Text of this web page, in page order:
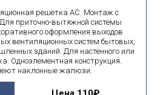
решетка AC. Монтаж с
приточно-вытяжной системы
оформления выходов
вентиляционных систем бытовых,
зданий. Для настенного или
Одноэлементная конструкция.
наклонные жалюзи.